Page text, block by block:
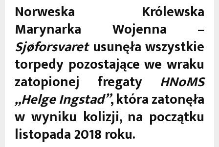
Norweska Królewska
Marynarka Wojenna –
Sjøforsvaretusunęła wszystkie
torpedy pozostające we wraku
zatopionej fregaty HNoMS
„Helge Ingstad”, która zatonęła
w wyniku kolizji, na początku
listopada 2018 roku.